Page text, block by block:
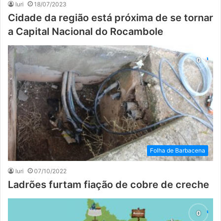
Iuri 18/07/2023
Cidade da região está próxima de se tornar
a Capital Nacional do Rocambole
Folha de Barbacena
Iuri 07/10/2022
Ladrões furtam fiação de cobre de creche